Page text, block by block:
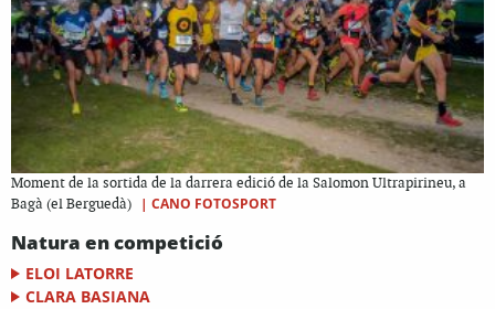
Moment de la sortida de la darrera edició de la Salomon Ultrapirineu, a
Bagà (el Berguedà)
| CANO FOTOSPORT
Natura en competició
ELOI LATORRE
CLARA BASIANA